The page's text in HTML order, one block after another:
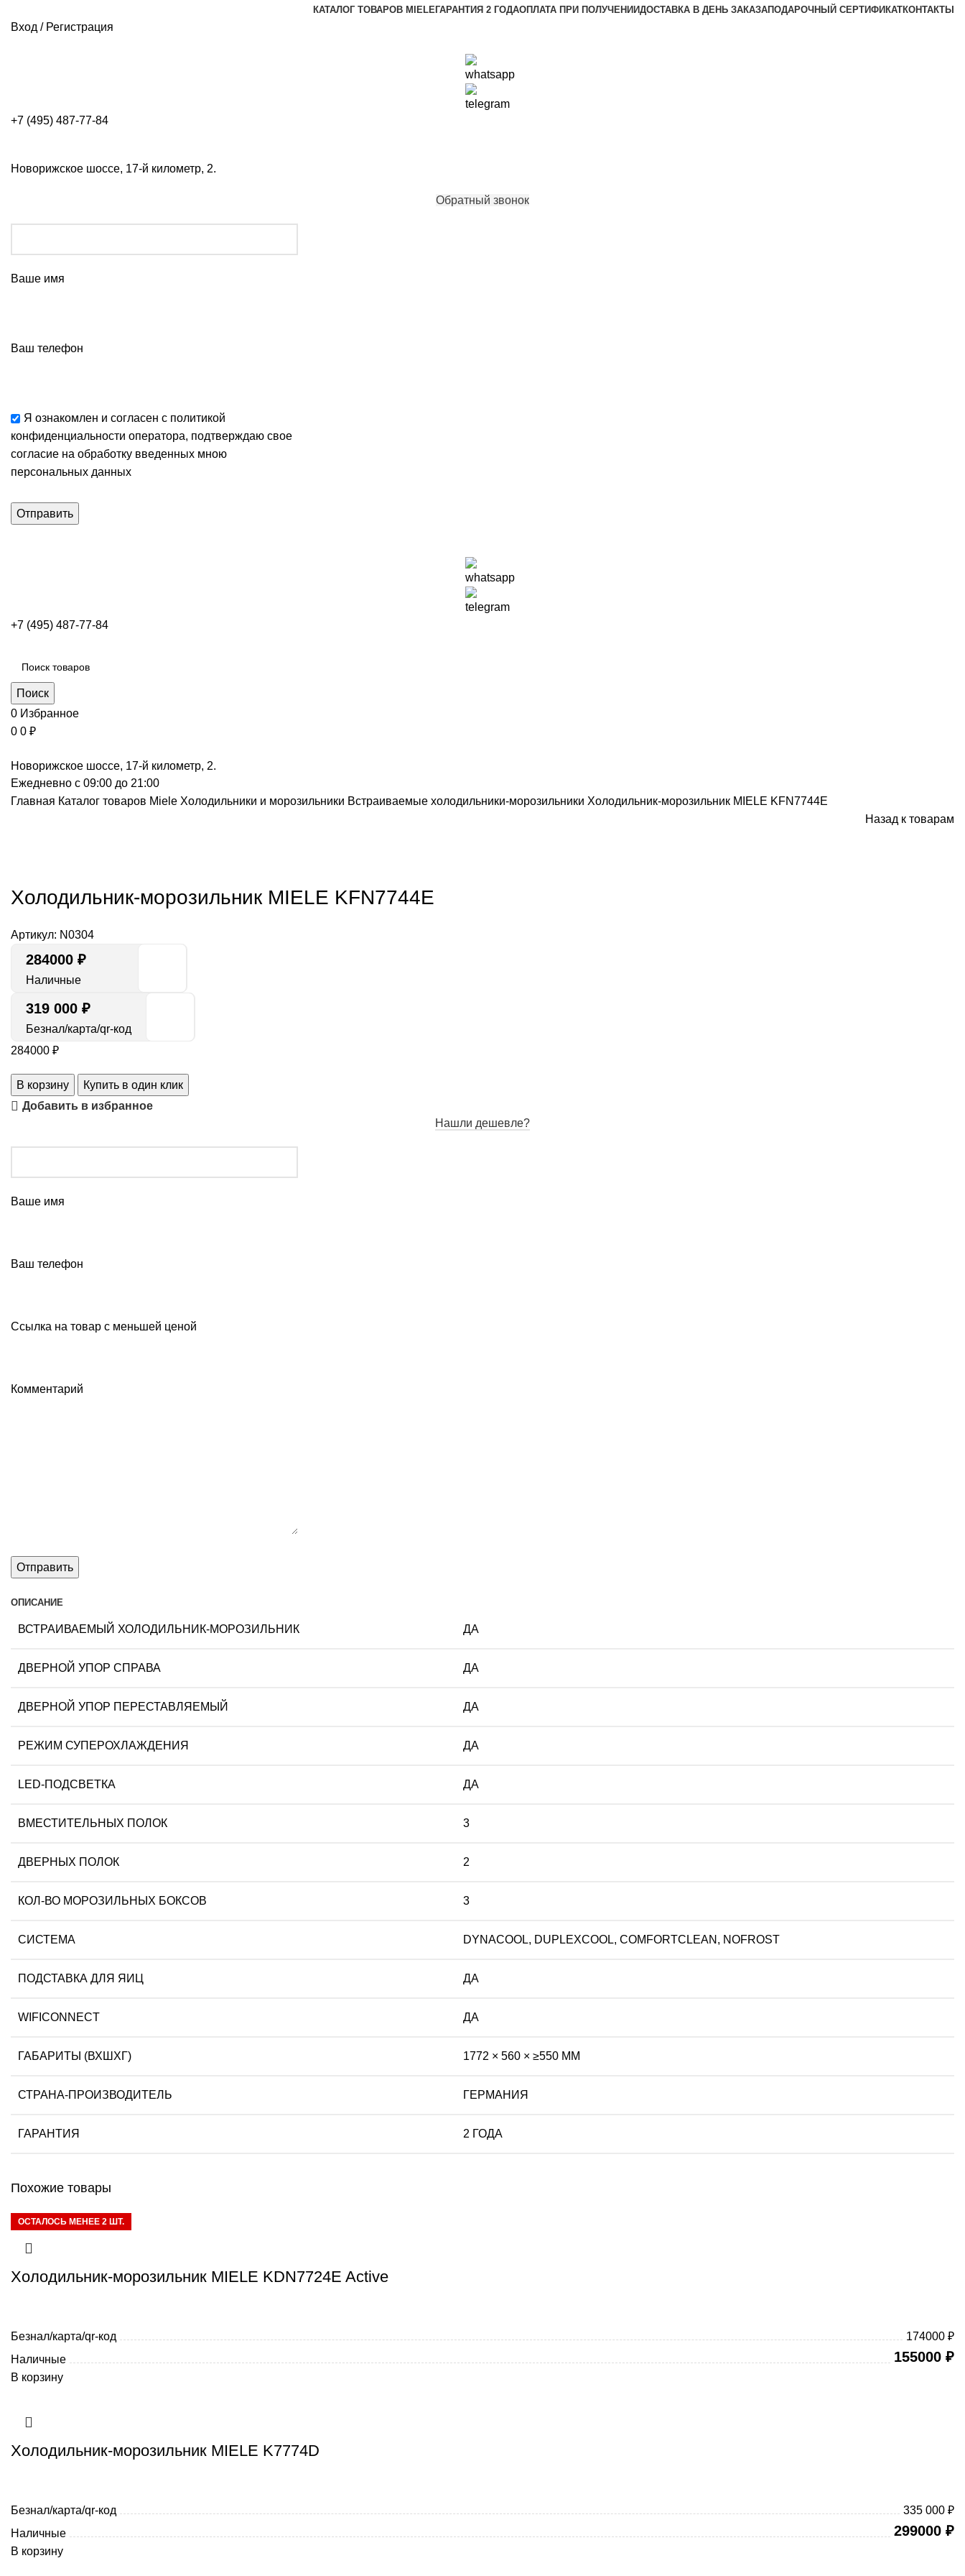
КАТАЛОГ ТОВАРОВ MIELEГАРАНТИЯ 2 ГОДАОПЛАТА ПРИ ПОЛУЧЕНИИДОСТАВКА В ДЕНЬ ЗАКАЗАПОДАРОЧНЫЙ СЕРТИФИКАТКОНТАКТЫ
Вход / Регистрация
+7 (495) 487-77-84
Новорижское шоссе, 17-й километр, 2.
Обратный звонок
Ваше имя
Ваш телефон
Я ознакомлен и согласен с политикой
конфиденциальности оператора, подтверждаю свое
согласие на обработку введенных мною
персональных данных
+7 (495) 487-77-84
Поиск
0 Избранное
0 0 ₽
Новорижское шоссе, 17-й километр, 2.
Ежедневно с 09:00 до 21:00
Главная Каталог товаров Miele Холодильники и морозильники Встраиваемые холодильники-морозильники Холодильник-морозильник MIELE KFN7744E
Назад к товарам
Холодильник-морозильник MIELE KFN7744E
Артикул: N0304
284000 ₽
Наличные
319 000 ₽
Безнал/карта/qr-код
284000 ₽
В корзину
Купить в один клик
Добавить в избранное
Нашли дешевле?
Ваше имя
Ваш телефон
Ссылка на товар с меньшей ценой
Комментарий
ОПИСАНИЕ
ВСТРАИВАЕМЫЙ ХОЛОДИЛЬНИК-МОРОЗИЛЬНИК ДА
ДВЕРНОЙ УПОР СПРАВА ДА
ДВЕРНОЙ УПОР ПЕРЕСТАВЛЯЕМЫЙ ДА
РЕЖИМ СУПЕРОХЛАЖДЕНИЯ ДА
LED-ПОДСВЕТКА ДА
ВМЕСТИТЕЛЬНЫХ ПОЛОК 3
ДВЕРНЫХ ПОЛОК 2
КОЛ-ВО МОРОЗИЛЬНЫХ БОКСОВ 3
СИСТЕМА DYNACOOL, DUPLEXCOOL, COMFORTCLEAN, NOFROST
ПОДСТАВКА ДЛЯ ЯИЦ ДА
WIFICONNECT ДА
ГАБАРИТЫ (ВХШХГ) 1772 × 560 × ≥550 ММ
СТРАНА-ПРОИЗВОДИТЕЛЬ ГЕРМАНИЯ
ГАРАНТИЯ 2 ГОДА
Похожие товары
ОСТАЛОСЬ МЕНЕЕ 2 ШТ.
Холодильник-морозильник MIELE KDN7724E Active
Безнал/карта/qr-код
174000 ₽
Наличные
155000 ₽
В корзину
Холодильник-морозильник MIELE K7774D
Безнал/карта/qr-код
335 000 ₽
Наличные
299000 ₽
В корзину